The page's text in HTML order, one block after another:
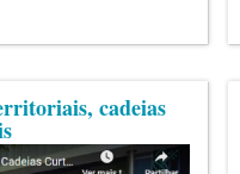
cadeias